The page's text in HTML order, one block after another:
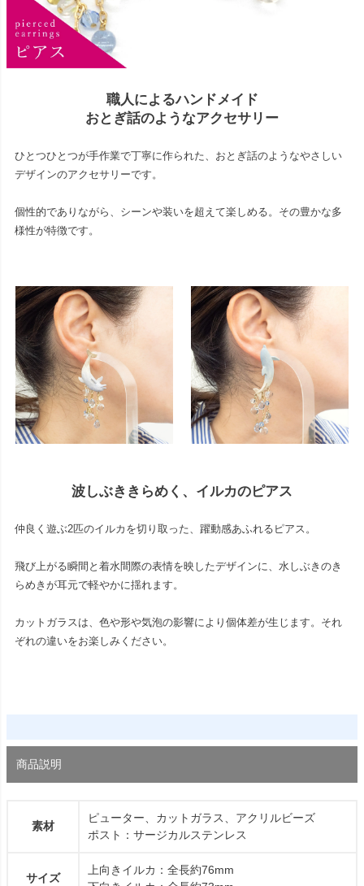
職人によるハンドメイド
おとぎ話のようなアクセサリー
ひとつひとつが手作業で丁寧に作られた、おとぎ話のようなやさしい
デザインのアクセサリーです。
個性的でありながら、シーンや装いを超えて楽しめる。その豊かな多
様性が特徴です。
波しぶききらめく、イルカのピアス
仲良く遊ぶ2匹のイルカを切り取った、躍動感あふれるピアス。
飛び上がる瞬間と着水間際の表情を映したデザインに、水しぶきのき
らめきが耳元で軽やかに揺れます。
カットガラスは、色や形や気泡の影響により個体差が生じます。それ
ぞれの違いをお楽しみください。
商品説明
素材
ピューター、カットガラス、アクリルビーズ
ポスト：サージカルステンレス
サイズ
上向きイルカ：全長約76mm